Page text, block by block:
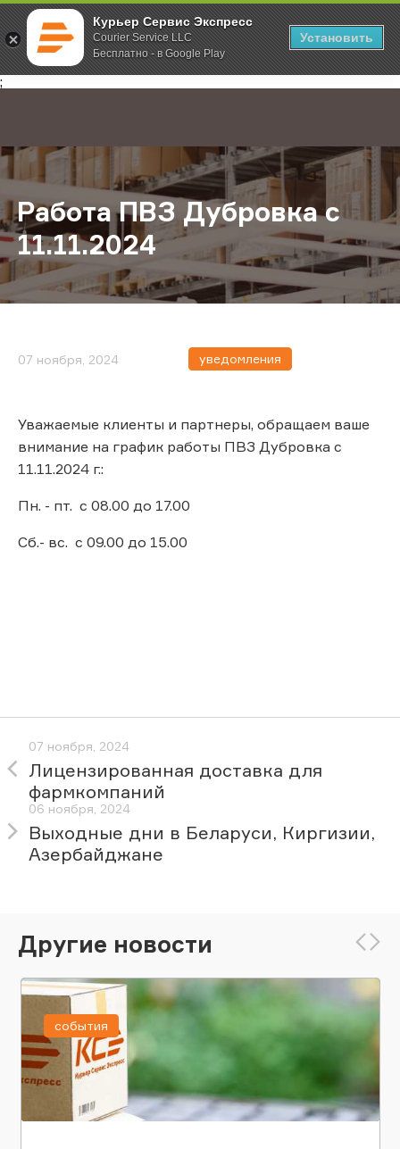
Курьер Сервис Экспресс
Courier Service LLC
Бесплатно - в Google Play
Установить
;
Главная О компании Новости Работа ПВЗ Дубровка с 11.11.2024
Работа ПВЗ Дубровка с
11.11.2024
07 ноября, 2024 уведомления
Уважаемые клиенты и партнеры, обращаем ваше
внимание на график работы ПВЗ Дубровка с
11.11.2024 г.:
Пн. - пт. с 08.00 до 17.00
Сб.- вс. с 09.00 до 15.00
07 ноября, 2024
Лицензированная доставка для
фармкомпаний
06 ноября, 2024
Выходные дни в Беларуси, Киргизии,
Азербайджане
Другие новости
события